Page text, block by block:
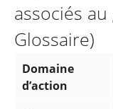
associés
Glossaire)
Domaine
d’action